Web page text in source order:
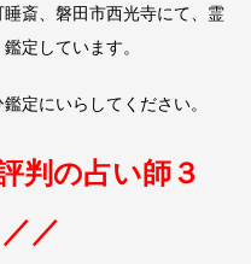
斎、磐田市西光寺にて、霊
定しています。
定にいらしてください。
判の占い師３
／